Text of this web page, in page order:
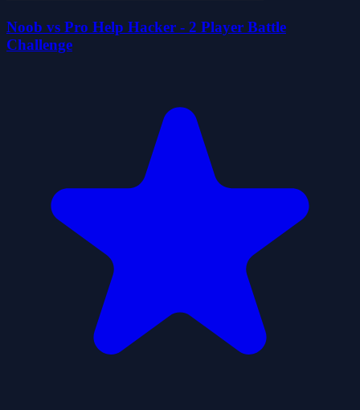
Noob vs Pro Help Hacker - 2 Player Battle
Challenge